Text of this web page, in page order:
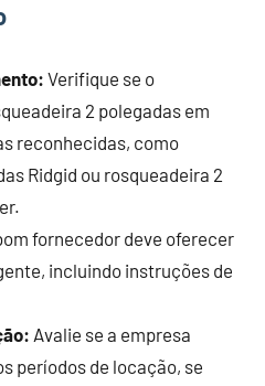
Verifique se o
2 polegadas em
reconhecidas, como
Ridgid ou rosqueadeira 2
fornecedor deve oferecer
incluindo instruções de
Avalie se a empresa
períodos de locação, se